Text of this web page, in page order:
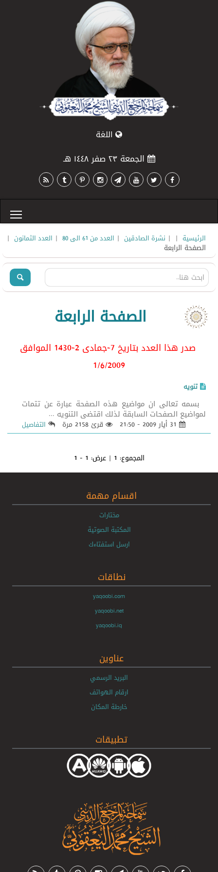
اللغة
الجمعة ٢٣ صفر ١٤٤٨ هـ
الرئيسية |
| نشرة الصادقين | العدد من 61 الى 80 | العدد الثمانون |
الصفحة الرابعة
الصفحة الرابعة
صدر هذا العدد بتاريخ 7-جمادى 2-1430 الموافق
1/6/2009
تنويه
بسمه تعالى ان مواضيع هذه الصفحة عبارة عن تتمات
لمواضيع الصفحات السابقة لذلك اقتضى التنويه ...
قرئ 2158 مرة التفاصيل
المجموع: 1 | عرض: 1 - 1
اقسام مهمة
مختارات
المكتبة الصوتية
ارسل استفتاءك
نطاقات
yaqoobi.com
yaqoobi.net
yaqoobi.iq
عناوين
البريد الرسمي
ارقام الهواتف
خارطة المكان
تطبيقات